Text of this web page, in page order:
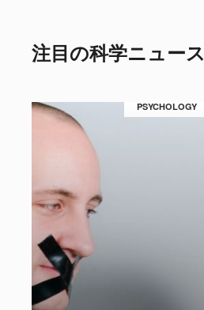
注目の科学ニュース
PSYCHOLOGY